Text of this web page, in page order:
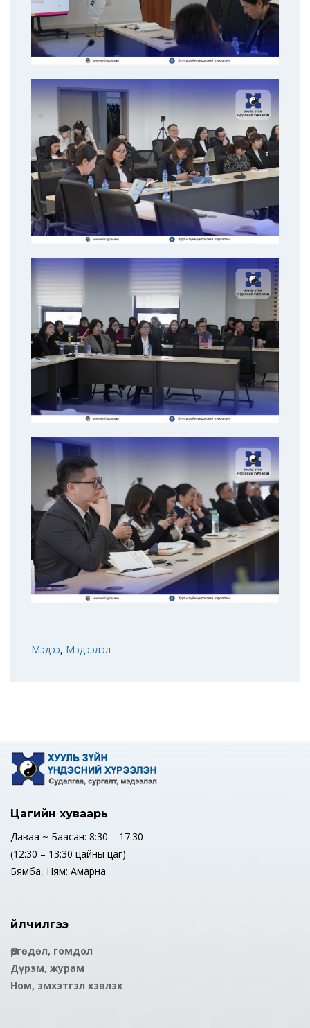
Мэдээ, Мэдээлэл
Цагийн хуваарь
Даваа ~ Баасан: 8:30 – 17:30
(12:30 – 13:30 цайны цаг)
Бямба, Ням: Амарна.
Үйлчилгээ
Өргөдөл, гомдол
Дүрэм, журам
Ном, эмхэтгэл хэвлэх